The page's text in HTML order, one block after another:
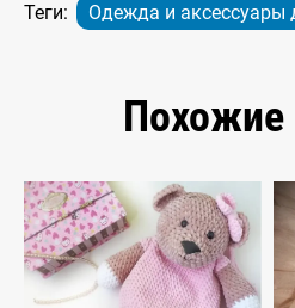
Теги: Одежда и аксессуары